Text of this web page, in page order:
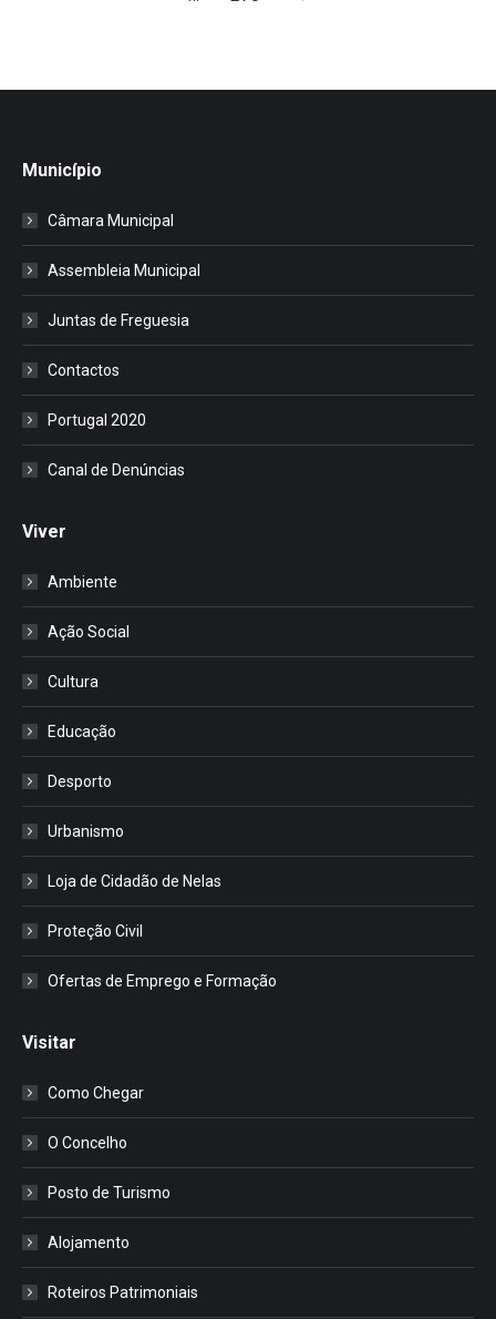
Município
Câmara Municipal
Assembleia Municipal
Juntas de Freguesia
Contactos
Portugal 2020
Canal de Denúncias
Viver
Ambiente
Ação Social
Cultura
Educação
Desporto
Urbanismo
Loja de Cidadão de Nelas
Proteção Civil
Ofertas de Emprego e Formação
Visitar
Como Chegar
O Concelho
Posto de Turismo
Alojamento
Roteiros Patrimoniais